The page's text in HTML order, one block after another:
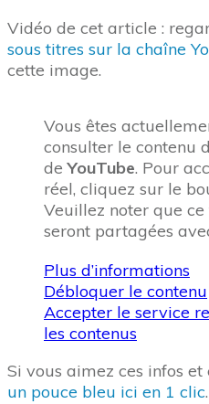
Vidéo de cet article :
sous titres sur la chaîne
cette image.
Vous êtes
consulter le contenu
deYouTube. Pour
réel, cliquez sur le
Veuillez noter que ce
seront partagées
Plus d’informations
Débloquer le contenu
Accepter le service
les contenus
Si vous aimez ces infos
un pouce bleu ici en 1 clic.